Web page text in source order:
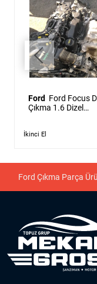
Ford
Çıkma 1.6 Dizel
İkinci El
Ford Çıkma Parça